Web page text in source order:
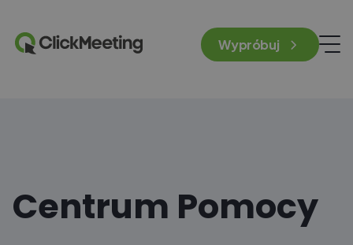
Wypróbuj
Centrum Pomocy